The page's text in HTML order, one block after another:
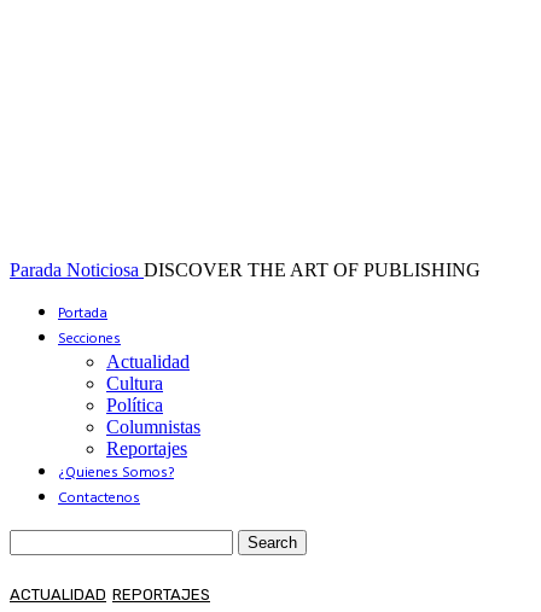
Parada Noticiosa DISCOVER THE ART OF PUBLISHING
Portada
Secciones
Actualidad
Cultura
Política
Columnistas
Reportajes
¿Quienes Somos?
Contactenos
ACTUALIDAD REPORTAJES